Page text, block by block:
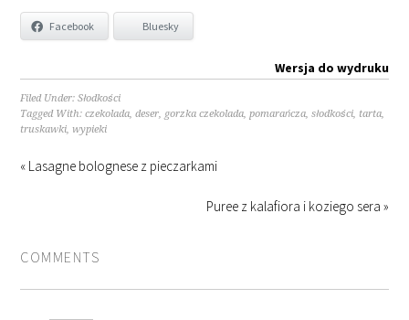
Facebook Bluesky
Wersja do wydruku
Filed Under:Słodkości
Tagged With:czekolada,deser, gorzka czekolada,pomarańcza,słodkości, tarta,
truskawki,wypieki
« Lasagne bolognese z pieczarkami
Puree z kalafiora i koziego sera »
COMMENTS